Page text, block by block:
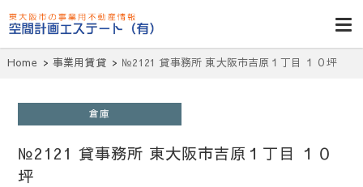
東大阪貸倉
庫・貸し工
場・賃貸事務
所・空室一
覧・空間計画
エステート
Home 事業用賃貸 №2121 貸事務所 東大阪市吉原１丁目 １０坪
倉庫
№2121 貸事務所 東大阪市吉原１丁目 １０
坪